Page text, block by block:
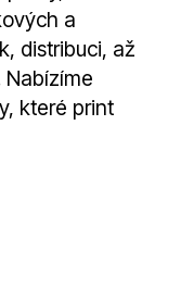
a
distribuci, až
které print